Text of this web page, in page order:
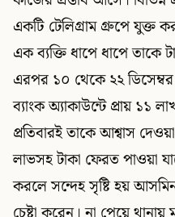
একটি টেলিগ্রাম গ্রুপে যুক্ত
এক ব্যক্তি ধাপে ধাপে তাকে
এরপর ১০ থেকে ২২ ডিসেম্বর
ব্যাংক অ্যাকাউন্টে প্রায় ১১
প্রতিবারই তাকে আশ্বাস
লাভসহ টাকা ফেরত পাওয়া
করলে সন্দেহ সৃষ্টি হয়